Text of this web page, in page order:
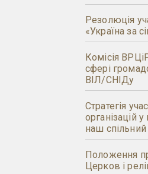
Резолюція
«Україна за
Комісія
сфері
ВІЛ/СНІДу
Стратегія
організацій
наш спільний
Положення
Церков і